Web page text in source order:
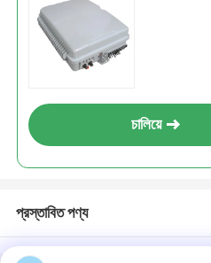
চালিয়ে
প্রস্তাবিত পণ্য